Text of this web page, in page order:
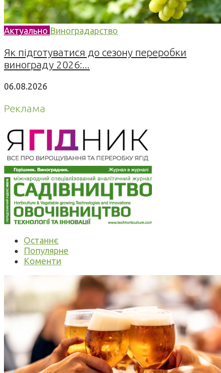
Актуально Виноградарство
Як підготуватися до сезону переробки
винограду 2026:...
06.08.2026
Реклама
Останнє
Популярне
Коменти